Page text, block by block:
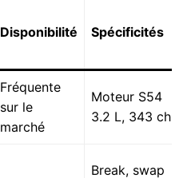
Disponibilité Spécificités
Fréquente
sur le
marché
Moteur S54
3.2 L, 343 ch
Break, swap